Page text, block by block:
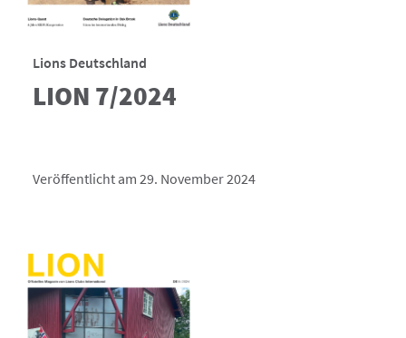
Lions Deutschland
LION 7/2024
Veröffentlicht am 29. November 2024